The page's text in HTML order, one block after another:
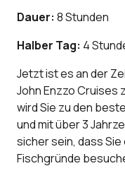
Dauer: 8 Stunden
Halber Tag: 4
Jetzt ist es an der
John Enzzo Cruises
wird Sie zu den
und mit über 3
sicher sein, dass
Fischgründe